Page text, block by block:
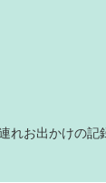
れお出かけの記